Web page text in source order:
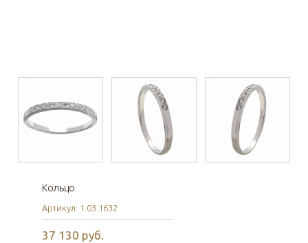
Кольцо
Артикул: 1.03.1632
37 130 руб.